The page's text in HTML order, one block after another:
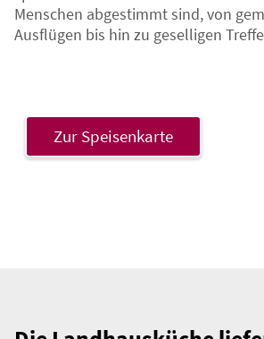
Menschen abgestimmt sind, von
Ausflügen bis hin zu geselligen
Zur Speisenkarte